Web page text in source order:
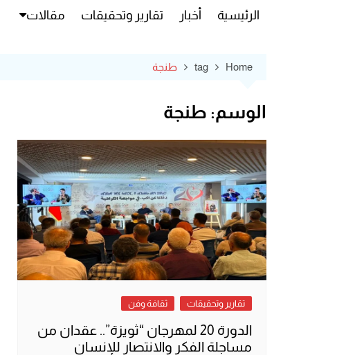
الرئيسية أخبار تقارير وتحقيقات مقالات
Home
tag طنجة
الوسم: طنجة
تقارير وتحقيقات ثقافة وفن
الدورة 20 لمهرجان “ثويزة”.. عقدان من
مساجلة الفكر والانتصار للإنسان